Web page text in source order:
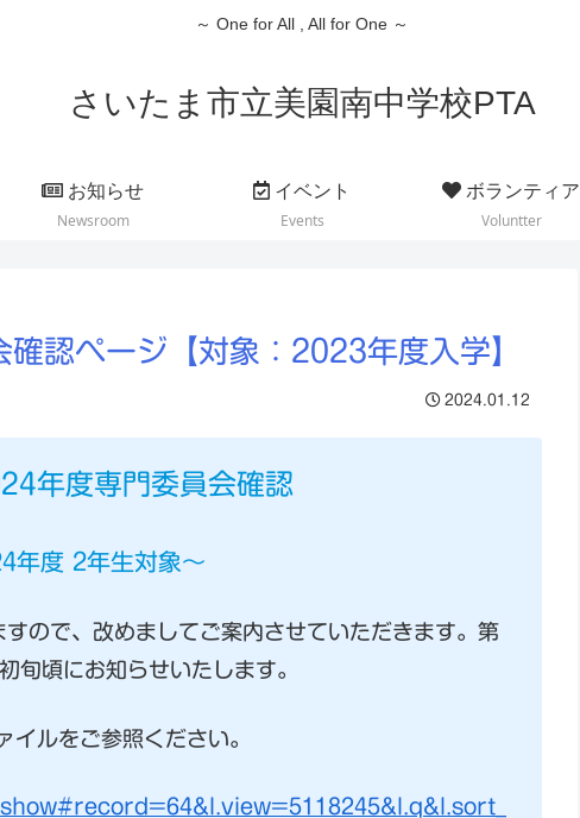
～ One for All , All for One ～
さいたま市立美園南中学校PTA
お知らせ
Newsroom
イベント
Events
ボランティア
Voluntter
認ページ【対象：2023年度入学】
2024.01.12
年度専門委員会確認
年度 2年生対象〜
ので、改めましてご案内させていただきます。第
旬頃にお知らせいたします。
イルをご参照ください。